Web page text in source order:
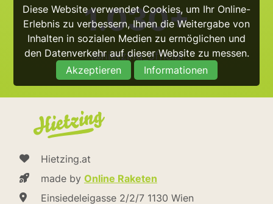
Diese Website verwendet Cookies, um Ihr Online-
Erlebnis zu verbessern, Ihnen die Weitergabe von
Inhalten in sozialen Medien zu ermöglichen und
den Datenverkehr auf dieser Website zu messen.
Akzeptieren
Informationen
1.030+
@hietzing_official
Hietzing.at
made by Online Raketen
Einsiedeleigasse 2/2/7 1130 Wien